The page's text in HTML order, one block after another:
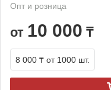
Опт и розница
от 10 000 ₸
8 000 ₸ от 1000 шт.